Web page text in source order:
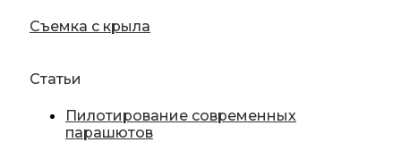
Съемка с крыла
Статьи
Пилотирование современных
парашютов